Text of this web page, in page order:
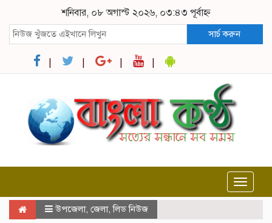
শনিবার, ০৮ অগাস্ট ২০২৬, ০৩:৪৩ পূর্বাহ্ন
সার্চ করুন
Toggle
উপজেলা, জেলা,লিড নিউজ